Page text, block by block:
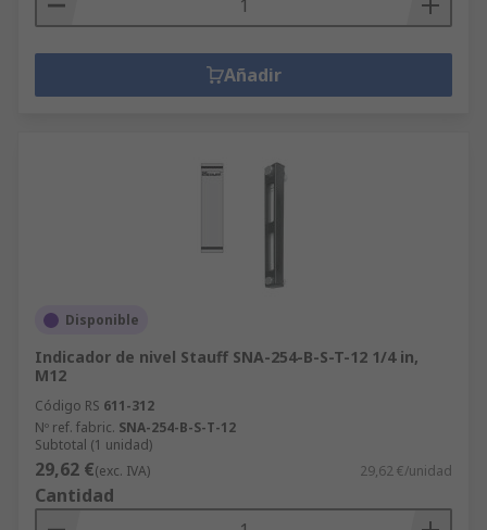
Añadir
Disponible
Indicador de nivel Stauff SNA-254-B-S-T-12 1/4 in,
M12
Código RS 611-312
Nº ref. fabric. SNA-254-B-S-T-12
Subtotal (1 unidad)
29,62 €(exc. IVA) 29,62 €/unidad
Cantidad